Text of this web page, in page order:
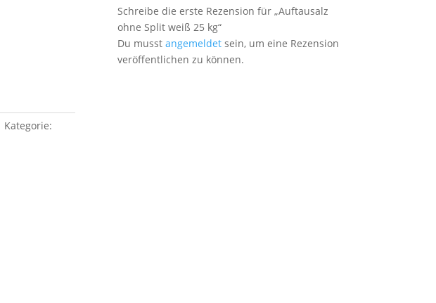
Kategorie:
Schreibe die erste Rezension für „Auftausalz
ohne Split weiß 25 kg“
Du musst angemeldetsein, um eine Rezension
veröffentlichen zu können.